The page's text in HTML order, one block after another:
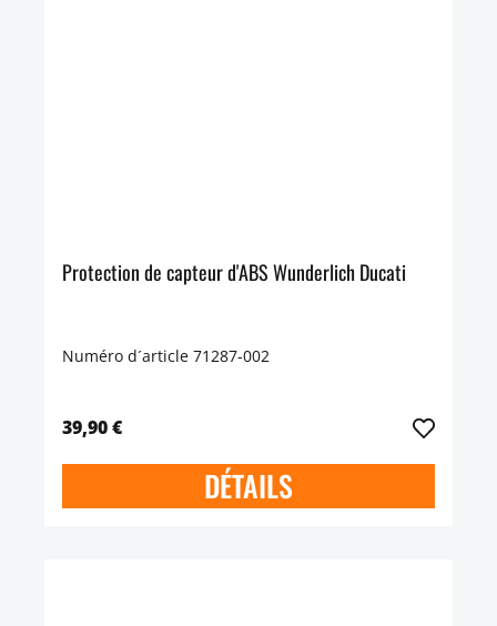
Protection de capteur d'ABS Wunderlich Ducati
Numéro d´article 71287-002
39,90 €
DÉTAILS